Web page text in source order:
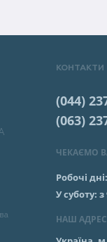
КОНТАКТИ
(044)
(063)
ЧЕКАЄМО
Робочі дні:
У суботу: з
НАШ